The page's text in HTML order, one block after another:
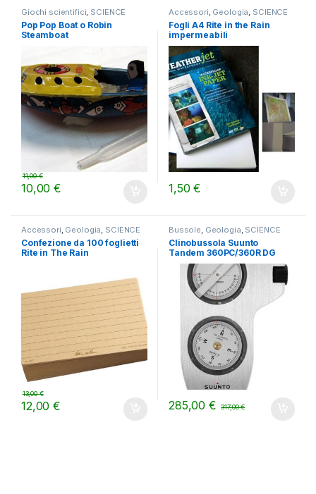
Giochi scientifici, SCIENCE
Pop Pop Boat o Robin
Steamboat
10,00€
11,00€
Accessori, Geologia, SCIENCE
Fogli A4 Rite in the Rain
impermeabili
1,50€
Accessori, Geologia, SCIENCE
Confezione da 100 foglietti
Rite in The Rain
12,00€
13,00€
Bussole, Geologia, SCIENCE
Clinobussola Suunto
Tandem 360PC/360R DG
285,00€ 317,00€